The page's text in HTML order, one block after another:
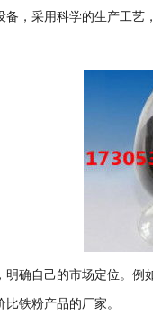
，采用科学的生产工艺
确自己的市场定位。
铁粉产品的厂家。